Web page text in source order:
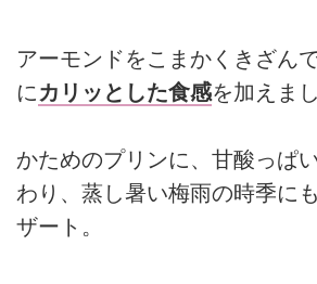
アーモンドをこまかくきざん
にカリッとした食感を加えま
かためのプリンに、甘酸っぱ
わり、蒸し暑い梅雨の時季に
ザート。